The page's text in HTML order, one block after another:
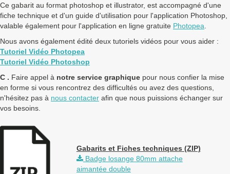
Ce gabarit au format photoshop et illustrator, est accompagné d'une
fiche technique et d'un guide d'utilisation pour l'application Photoshop,
valable également pour l'application en ligne gratuite Photopea
Nous avons également édité deux tutoriels vidéos pour vous aider :
Tutoriel Vidéo Photopea
Tutoriel Vidéo Photoshop
C . Faire appel à notre service graphique pour nous confier la mise
en forme si vous rencontrez des difficultés ou avez des questions,
n'hésitez pas à nous contacter afin que nous puissions échanger sur
vos besoins.
Gabarits et Fiches techniques (ZIP)
Badge losange 80mm attache
aimantée double